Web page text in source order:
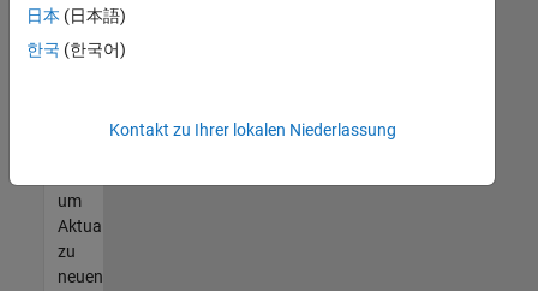
entsprechen,
werden
unseres
um
Aktualisierungen
zu
neuen
日本 (日本語)
한국 (한국어)
Kontakt zu Ihrer lokalen Niederlassung